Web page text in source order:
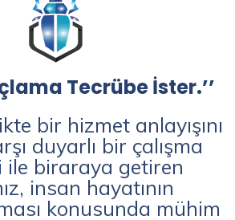
Tecrübe İster.’’
bir hizmet anlayışını
duyarlı bir çalışma
ile biraraya getiren
insan hayatının
konusunda mühim